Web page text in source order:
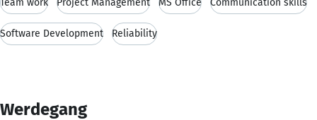
Software Development Reliability
Werdegang